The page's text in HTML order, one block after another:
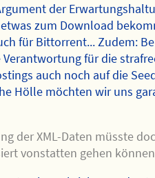
der
zum Download
für Bittorrent... Zudem:
Verantwortung für die
auch noch auf die
Hölle möchten wir uns
der XML-Daten müsste
vonstatten gehen